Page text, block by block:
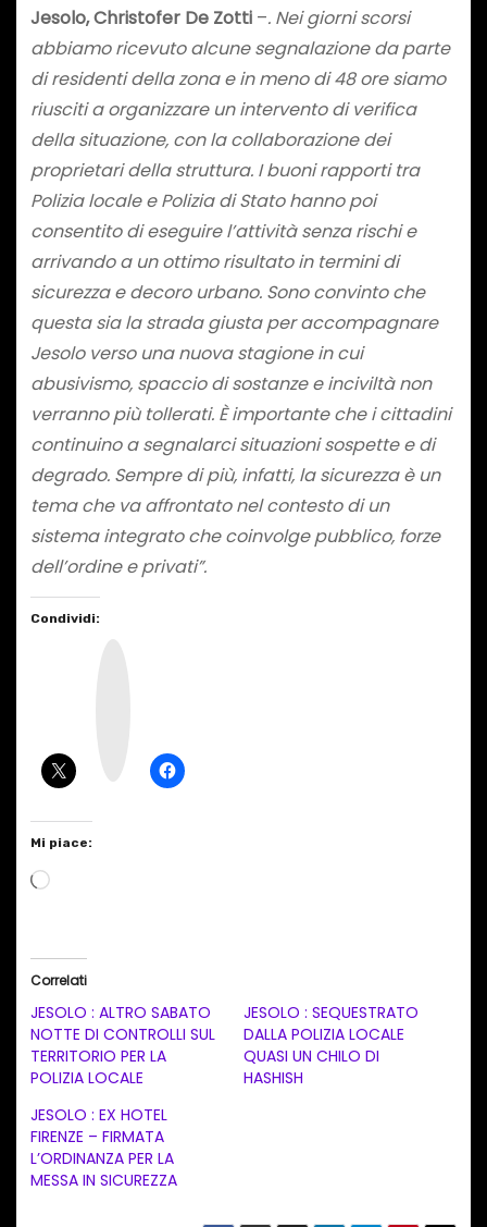
Jesolo, Christofer De Zotti–. Nei giorni scorsi
abbiamo ricevuto alcune segnalazione da parte
di residenti della zona e in meno di 48 ore siamo
riusciti a organizzare un intervento di verifica
della situazione, con la collaborazione dei
proprietari della struttura. I buoni rapporti tra
Polizia locale e Polizia di Stato hanno poi
consentito di eseguire l’attività senza rischi e
arrivando a un ottimo risultato in termini di
sicurezza e decoro urbano. Sono convinto che
questa sia la strada giusta per accompagnare
Jesolo verso una nuova stagione in cui
abusivismo, spaccio di sostanze e inciviltà non
verranno più tollerati. È importante che i cittadini
continuino a segnalarci situazioni sospette e di
degrado. Sempre di più, infatti, la sicurezza è un
tema che va affrontato nel contesto di un
sistema integrato che coinvolge pubblico, forze
dell’ordine e privati”.
Condividi:
Mi piace:
C
a
m
e
n
t
o
Correlati
JESOLO : ALTRO SABATO
NOTTE DI CONTROLLI SUL
TERRITORIO PER LA
POLIZIA LOCALE
JESOLO : SEQUESTRATO
DALLA POLIZIA LOCALE
QUASI UN CHILO DI
HASHISH
JESOLO : EX HOTEL
FIRENZE – FIRMATA
L’ORDINANZA PER LA
MESSA IN SICUREZZA